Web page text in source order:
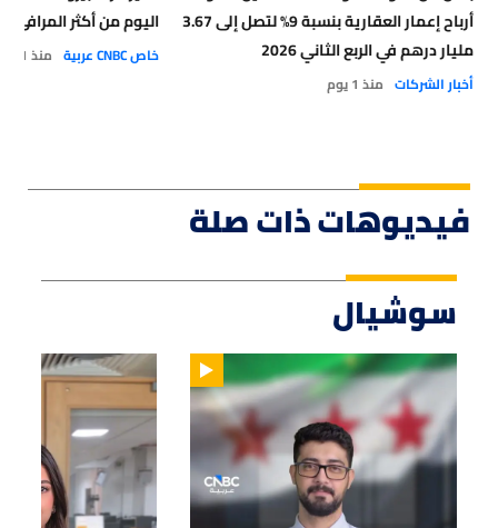
أرباح إعمار العقارية بنسبة 9% لتصل إلى 3.67
مليار درهم في الربع الثاني 2026
أخبار الشركات منذ 1 يوم
اليوم من أكثر المرافئ
خاص CNBC عربية منذ 1 يوم
فيديوهات ذات صلة
سوشيال